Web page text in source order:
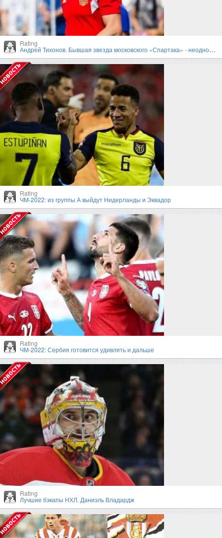
Rating
Андрей Тихонов. Бывшая звезда московского «Спартака» - неоднозначный тренер
Rating
ЧМ-2022: из группы А выйдут Нидерланды и Эквадор
Rating
ЧМ-2022: Сербия готовится удивлять и дальше
Rating
Лучшие бэкапы НХЛ. Даниэль Владардж